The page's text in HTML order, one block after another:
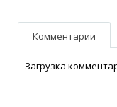
Комментарии
Загрузка